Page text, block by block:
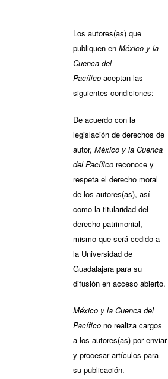
Los autores(as) que
publiquen en México y la
Cuenca del
Pacífico aceptan las
siguientes condiciones:
De acuerdo con la
legislación de derechos de
autor, México y la Cuenca
del Pacífico reconoce y
respeta el derecho moral
de los autores(as), así
como la titularidad del
derecho patrimonial,
mismo que será cedido a
la Universidad de
Guadalajara para su
difusión en acceso abierto.
México y la Cuenca del
Pacífico no realiza cargos
a los autores(as) por enviar
y procesar artículos para
su publicación.